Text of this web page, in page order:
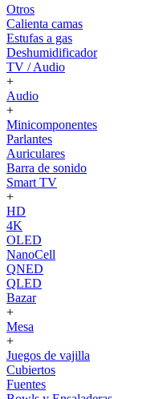
Otros
Calienta camas
Estufas a gas
Deshumidificador
TV / Audio
+
Audio
+
Minicomponentes
Parlantes
Auriculares
Barra de sonido
Smart TV
+
HD
4K
OLED
NanoCell
QNED
QLED
Bazar
+
Mesa
+
Juegos de vajilla
Cubiertos
Fuentes